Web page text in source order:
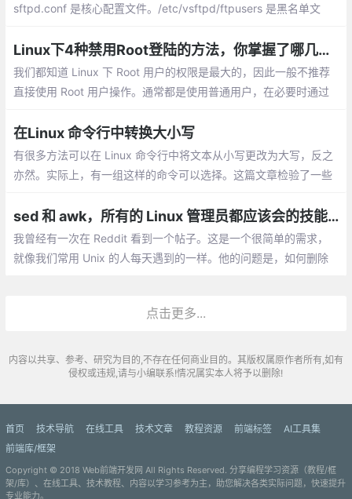
sftpd.conf 是核心配置文件。/etc/vsftpd/ftpusers 是黑名单文
Linux下4种禁用Root登陆的方法，你掌握了哪几种呢？
我们都知道 Linux 下 Root 用户的权限是最大的，因此一般不推荐
直接使用 Root 用户操作。通常都是使用普通用户，在必要时通过
了。那么如何在 Linux 中禁止Root 登陆呢？今天，我们就来介绍几
种常用的方法。
在Linux 命令行中转换大小写
有很多方法可以在 Linux 命令行中将文本从小写更改为大写，反之
亦然。实际上，有一组这样的命令可以选择。这篇文章检验了一些
sed 和 awk，所有的 Linux 管理员都应该会的技能！
我曾经有一次在 Reddit 看到一个帖子。这是一个很简单的需求，
就像我们常用 Unix 的人每天遇到的一样。他的问题是，如何删除
点击更多...
内容以共享、参考、研究为目的,不存在任何商业目的。其版权属原作者所有,如有
侵权或违规,请与小编联系!情况属实本人将予以删除!
首页 技术导航 在线工具 技术文章 教程资源 前端标签
AI工具集
前端库/框架